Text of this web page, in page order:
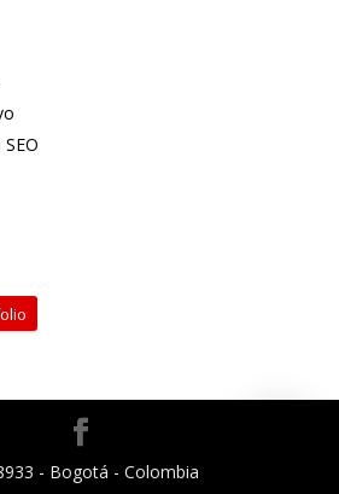
- Bogotá - Colombia